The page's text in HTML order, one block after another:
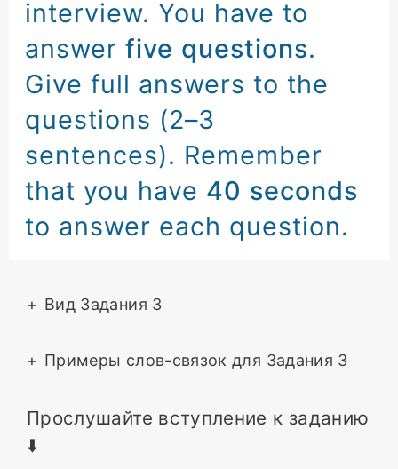
interview. You have to
answer five questions.
Give full answers to the
questions (2–3
sentences). Remember
that you have 40 seconds
to answer each question.
+ Вид Задания 3
+ Примеры слов-связок для Задания 3
Прослушайте вступление к заданию
⬇️